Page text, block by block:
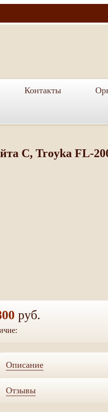
Контакты
С, Troyka FL-
руб.
Описание
Отзывы